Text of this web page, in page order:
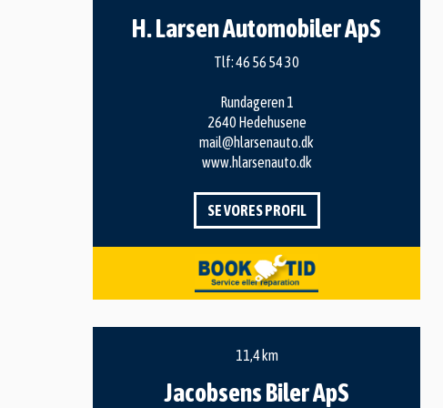
H. Larsen Automobiler ApS
Tlf:46 56 54 30
Rundageren 1
2640 Hedehusene
mail@hlarsenauto.dk
www.hlarsenauto.dk
SE VORES PROFIL
11,4 km
Jacobsens Biler ApS